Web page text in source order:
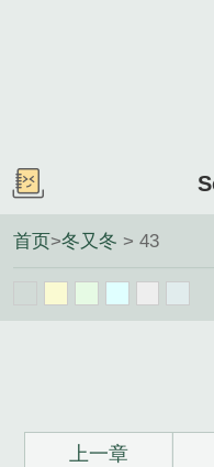
首页>冬又冬 > 43
上一章